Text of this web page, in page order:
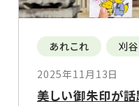
あれこれ
刈
2025年11月13日
美しい御朱印が